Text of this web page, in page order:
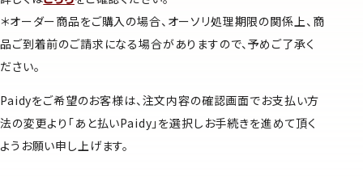
＊オーダー商品をご購入の場合、オーソリ処理期限の関係上、商
品ご到着前のご請求になる場合がありますので、予めご了承く
ださい。
Paidyをご希望のお客様は、注文内容の確認画面でお支払い方
法の変更より「あと払いPaidy」を選択しお手続きを進めて頂く
ようお願い申し上げます。